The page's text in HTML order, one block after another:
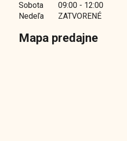
Sobota
09:00 - 12:00
Nedeľa
ZATVORENÉ
Mapa predajne